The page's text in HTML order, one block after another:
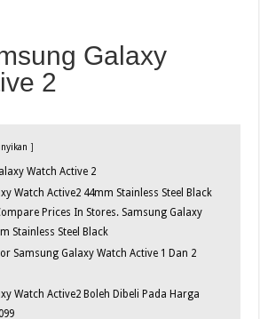
Galaxy
2
Watch Active 2
Watch Active2 44mm Stainless Steel Black
Prices In Stores. Samsung Galaxy
Stainless Steel Black
Samsung Galaxy Watch Active 1 Dan 2
Watch Active2 Boleh Dibeli Pada Harga